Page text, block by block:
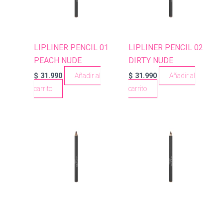
LIPLINER PENCIL 01
PEACH NUDE
$ 31.990
Añadir al
carrito
LIPLINER PENCIL 02
DIRTY NUDE
$ 31.990
Añadir al
carrito